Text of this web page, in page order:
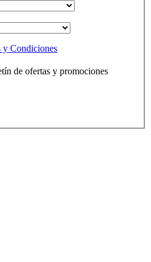
y Condiciones
de ofertas y promociones